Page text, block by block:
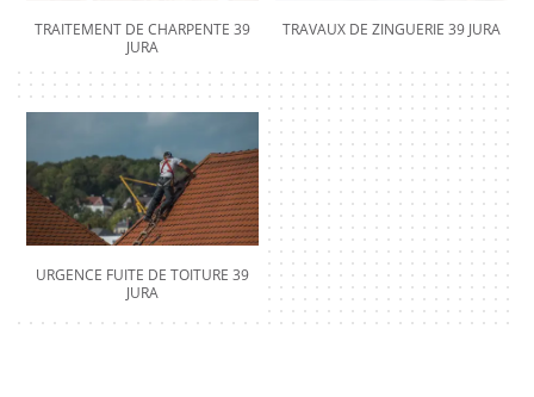
TRAITEMENT DE CHARPENTE 39
JURA
TRAVAUX DE ZINGUERIE 39 JURA
URGENCE FUITE DE TOITURE 39
JURA